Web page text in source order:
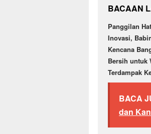
BACAAN
Panggilan
Inovasi,
Kencana
Bersih untuk
Terdampak
BACA
dan